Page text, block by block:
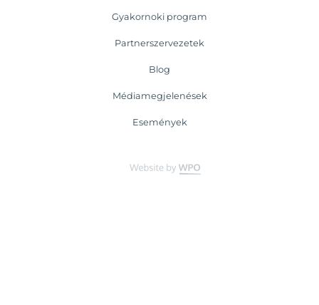
Gyakornoki program
Partnerszervezetek
Blog
Médiamegjelenések
Események